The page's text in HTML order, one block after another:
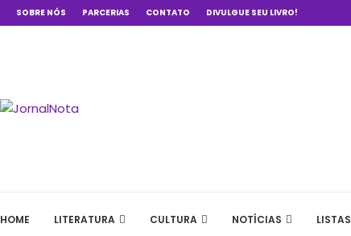
SOBRE NÓS PARCERIAS CONTATO DIVULGUE SEU LIVRO!
HOME LITERATURA CULTURA NOTÍCIAS LISTAS